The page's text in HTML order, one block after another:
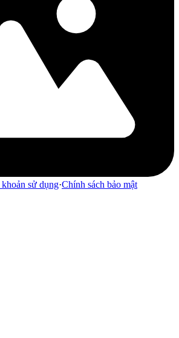
sử dụng·Chính sách bảo mật